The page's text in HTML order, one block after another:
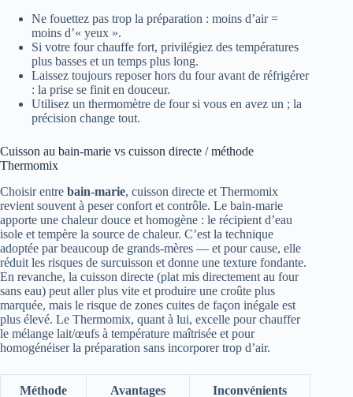
Ne fouettez pas trop la préparation : moins d’air =
moins d’« yeux ».
Si votre four chauffe fort, privilégiez des températures
plus basses et un temps plus long.
Laissez toujours reposer hors du four avant de réfrigérer
: la prise se finit en douceur.
Utilisez un thermomètre de four si vous en avez un ; la
précision change tout.
Cuisson au bain-marie vs cuisson directe / méthode
Thermomix
Choisir entre bain-marie, cuisson directe et Thermomix
revient souvent à peser confort et contrôle. Le bain-marie
apporte une chaleur douce et homogène : le récipient d’eau
isole et tempère la source de chaleur. C’est la technique
adoptée par beaucoup de grands-mères — et pour cause, elle
réduit les risques de surcuisson et donne une texture fondante.
En revanche, la cuisson directe (plat mis directement au four
sans eau) peut aller plus vite et produire une croûte plus
marquée, mais le risque de zones cuites de façon inégale est
plus élevé. Le Thermomix, quant à lui, excelle pour chauffer
le mélange lait/œufs à température maîtrisée et pour
homogénéiser la préparation sans incorporer trop d’air.
Méthode Avantages Inconvénients